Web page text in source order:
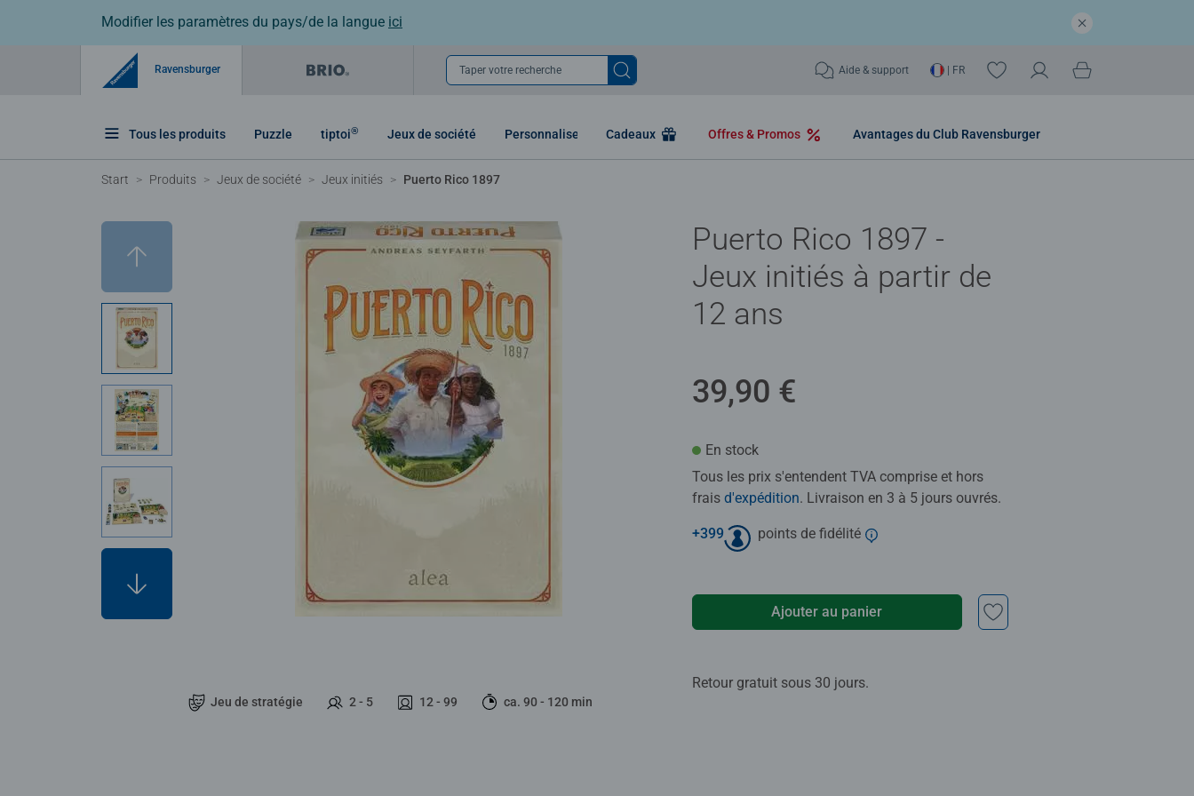
Modifier les paramètres du pays/de la langue ici
Ravensburger Taper votre recherche Aide & support | FR
Tous les produits Puzzle tiptoi® Jeux de société Personnaliser Cadeaux Offres & Promos Avantages du Club Ravensburger
Start Produits Jeux de société Jeux initiés Puerto Rico 1897
Jeu de stratégie 2 - 5 12 - 99 ca. 90 - 120 min
Puerto Rico 1897 -
Jeux initiés à partir de
12 ans
39,90 €
En stock
Tous les prix s'entendent TVA comprise et hors
frais d'expédition. Livraison en 3 à 5 jours ouvrés.
+399 points de fidélité
Ajouter au panier
Retour gratuit sous 30 jours.